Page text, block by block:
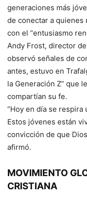
generaciones más
de conectar a quienes
con el “entusiasmo
Andy Frost, director
observó señales de
antes, estuvo en
la Generación Z” que
compartían su fe.
“Hoy en día se
Estos jóvenes están
convicción de que
afirmó.
MOVIMIENTO
CRISTIANA